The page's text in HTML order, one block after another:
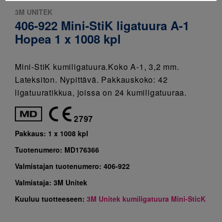
3M UNITEK
406-922 Mini-StiK ligatuura A-1
Hopea 1 x 1008 kpl
Mini-StiK kumiligatuura.Koko A-1, 3,2 mm.
Lateksiton. Nypittävä. Pakkauskoko: 42
ligatuuratikkua, joissa on 24 kumiligatuuraa.
2797
Pakkaus: 1 x 1008 kpl
Tuotenumero: MD176366
Valmistajan tuotenumero: 406-922
Valmistaja: 3M Unitek
Kuuluu tuotteeseen: 3M Unitek kumiligatuura Mini-SticK